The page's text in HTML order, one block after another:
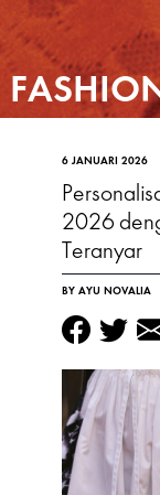
6 JANUARI 2026
2026
Teranyar
BY AYU NOVALIA